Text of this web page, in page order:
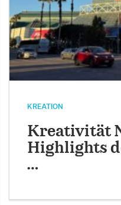
KREATION
Kreativität
Highlights
…